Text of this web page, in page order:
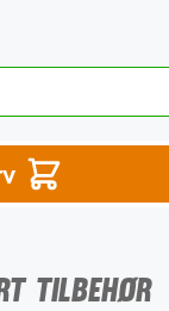
TILBEHØR